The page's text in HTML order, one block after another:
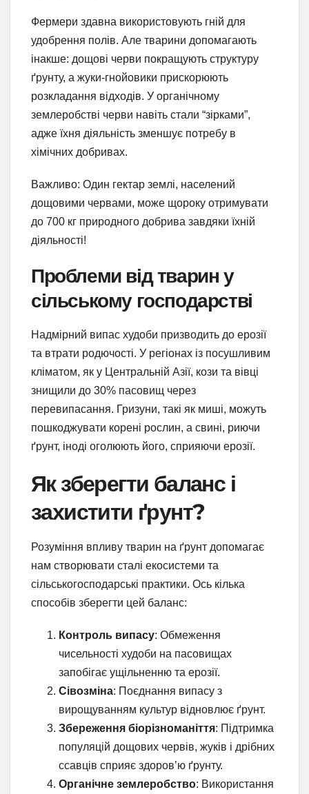
Фермери здавна використовують гній для
удобрення полів. Але тварини допомагають
інакше: дощові черви покращують структуру
ґрунту, а жуки-гнойовики прискорюють
розкладання відходів. У органічному
землеробстві черви навіть стали “зірками”,
адже їхня діяльність зменшує потребу в
хімічних добривах.
Важливо: Один гектар землі, населений
дощовими червами, може щороку отримувати
до 700 кг природного добрива завдяки їхній
діяльності!
Проблеми від тварин у
сільському господарстві
Надмірний випас худоби призводить до ерозії
та втрати родючості. У регіонах із посушливим
кліматом, як у Центральній Азії, кози та вівці
знищили до 30% пасовищ через
перевипасання. Гризуни, такі як миші, можуть
пошкоджувати корені рослин, а свині, риючи
ґрунт, іноді оголюють його, сприяючи ерозії.
Як зберегти баланс і
захистити ґрунт?
Розуміння впливу тварин на ґрунт допомагає
нам створювати сталі екосистеми та
сільськогосподарські практики. Ось кілька
способів зберегти цей баланс:
Контроль випасу: Обмеження
чисельності худоби на пасовищах
запобігає ущільненню та ерозії.
Сівозміна: Поєднання випасу з
вирощуванням культур відновлює ґрунт.
Збереження біорізноманіття: Підтримка
популяцій дощових червів, жуків і дрібних
ссавців сприяє здоров’ю ґрунту.
Органічне землеробство: Використання